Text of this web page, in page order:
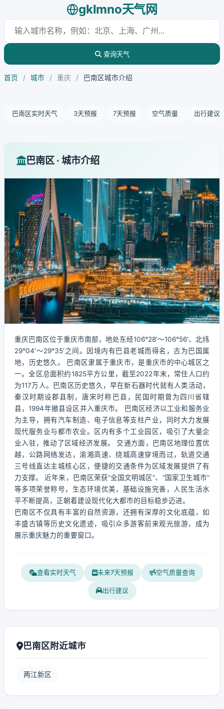
gklmno天气网
查询天气
首页 / 城市 / 重庆 / 巴南区城市介绍
巴南区实时天气 3天预报 7天预报 空气质量 出行建议
巴南区 · 城市介绍
重庆巴南区位于重庆市南部，地处东经106°28′～106°56′、北纬
29°04′～29°35′之间。因境内有巴县老城而得名，古为巴国属
地，历史悠久。 巴南区隶属于重庆市，是重庆市的中心城区之
一。全区总面积约1825平方公里，截至2022年末，常住人口约
为117万人。巴南区历史悠久，早在新石器时代就有人类活动，
秦汉时期设郡县制，唐宋时称巴县，民国时期曾为四川省辖
县，1994年撤县设区并入重庆市。 巴南区经济以工业和服务业
为主导，拥有汽车制造、电子信息等支柱产业，同时大力发展
现代服务业与都市农业。区内有多个工业园区，吸引了大量企
业入驻，推动了区域经济发展。 交通方面，巴南区地理位置优
越，公路网络发达，渝湘高速、绕城高速穿境而过，轨道交通
三号线直达主城核心区，便捷的交通条件为区域发展提供了有
力支撑。 近年来，巴南区荣获“全国文明城区”、“国家卫生城市”
等多项荣誉称号，生态环境优美，基础设施完善，人民生活水
平不断提高，正朝着建设现代化大都市的目标稳步迈进。
巴南区不仅具有丰富的自然资源，还拥有深厚的文化底蕴，如
丰盛古镇等历史文化遗迹，吸引众多游客前来观光旅游，成为
展示重庆魅力的重要窗口。
查看实时天气 未来7天预报 空气质量查询
出行建议
巴南区附近城市
两江新区